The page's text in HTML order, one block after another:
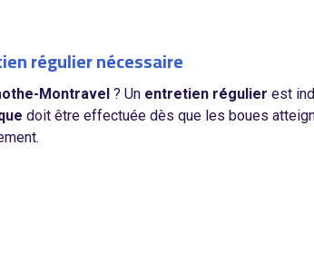
régulier nécessaire
Montravel ? Un entretien régulier est
doit être effectuée dès que les boues